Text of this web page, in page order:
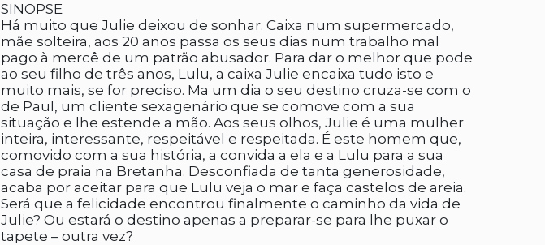
SINOPSE
Há muito que Julie deixou de sonhar. Caixa num supermercado,
mãe solteira, aos 20 anos passa os seus dias num trabalho mal
pago à mercê de um patrão abusador. Para dar o melhor que pode
ao seu filho de três anos, Lulu, a caixa Julie encaixa tudo isto e
muito mais, se for preciso. Ma um dia o seu destino cruza-se com o
de Paul, um cliente sexagenário que se comove com a sua
situação e lhe estende a mão. Aos seus olhos, Julie é uma mulher
inteira, interessante, respeitável e respeitada. É este homem que,
comovido com a sua história, a convida a ela e a Lulu para a sua
casa de praia na Bretanha. Desconfiada de tanta generosidade,
acaba por aceitar para que Lulu veja o mar e faça castelos de areia.
Será que a felicidade encontrou finalmente o caminho da vida de
Julie? Ou estará o destino apenas a preparar-se para lhe puxar o
tapete – outra vez?